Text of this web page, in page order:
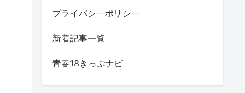
プライバシーポリシー
新着記事一覧
青春18きっぷナビ